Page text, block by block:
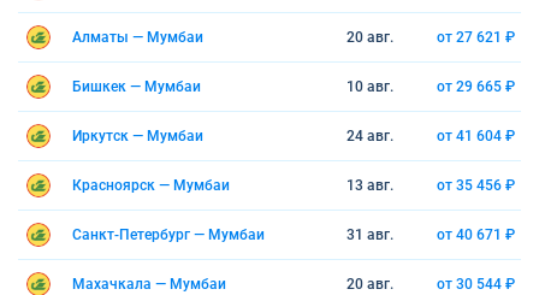
Алматы — Мумбаи 20 авг. от 27 621 ₽
Бишкек — Мумбаи 10 авг. от 29 665 ₽
Иркутск — Мумбаи 24 авг. от 41 604 ₽
Красноярск — Мумбаи 13 авг. от 35 456 ₽
Санкт-Петербург — Мумбаи 31 авг. от 40 671 ₽
Махачкала — Мумбаи 20 авг. от 30 544 ₽